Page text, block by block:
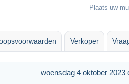
Plaats uw
Verkoper
woensdag 4 oktober 2023